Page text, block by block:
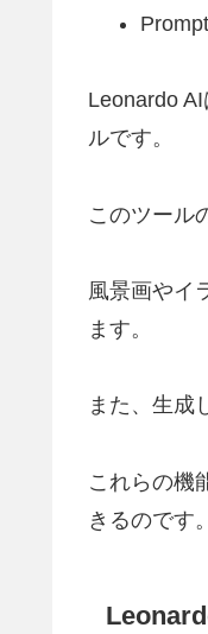
Leonardo
ルです。
このツール
風景画やイ
ます。
また、生成
これらの機
きるのです。